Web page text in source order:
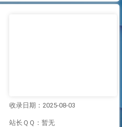
收录日期：2025-08-03
站长ＱＱ：暂无